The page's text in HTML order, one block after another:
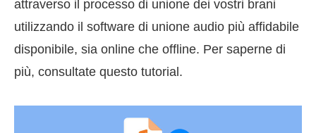
attraverso il processo di unione dei vostri brani
utilizzando il software di unione audio più affidabile
disponibile, sia online che offline. Per saperne di
più, consultate questo tutorial.